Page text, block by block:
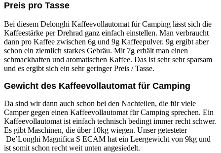
Preis pro Tasse
Bei diesem Delonghi Kaffeevollautomat für Camping lässt sich die
Kaffeestärke per Drehrad ganz einfach einstellen. Man verbraucht
dann pro Kaffee zwischen 6g und 9g Kaffeepulver. 9g ergibt aber
schon ein ziemlich starkes Gebräu. Mit 7g erhält man einen
schmackhaften und aromatischen Kaffee. Das ist sehr sehr sparsam
und es ergibt sich ein sehr geringer Preis / Tasse.
Gewicht des Kaffeevollautomat für Camping
Da sind wir dann auch schon bei den Nachteilen, die für viele
Camper gegen einen Kaffeevollautomat für Camping sprechen. Ein
Kaffeevollautomat ist einfach technisch bedingt immer recht schwer.
Es gibt Maschinen, die über 10kg wiegen. Unser getesteter
De’Longhi Magnifica S ECAM hat ein Leergewicht von 9kg und
ist somit schon recht weit unten angesiedelt.